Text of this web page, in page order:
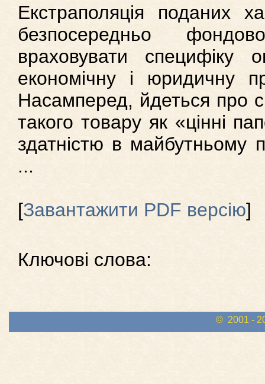
Екстраполяція поданих
безпосередньо
враховувати
економічну і юридичну
Насамперед, йдеться про
такого товару як «цінні
здатністю в майбутньому
...
[Завантажити PDF версію]
Ключові слова:
© 2001 -